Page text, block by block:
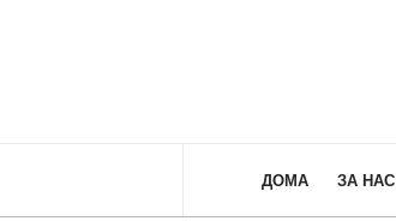
ДОМА ЗА НАС